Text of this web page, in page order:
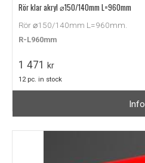
Rör klar akryl ⌀150/140mm L=960mm
Rör ⌀150/140mm L=960mm.
R-L960mm
1 471 kr
12 pc. in stock
Info